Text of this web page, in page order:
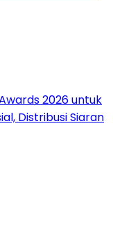
2026 untuk
Distribusi Siaran